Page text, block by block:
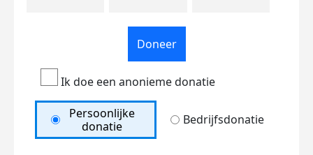
Doneer
Ik doe een anonieme donatie
Persoonlijke
donatie
Bedrijfsdonatie